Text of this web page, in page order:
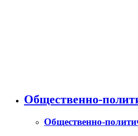
Общественно-
Общественно-